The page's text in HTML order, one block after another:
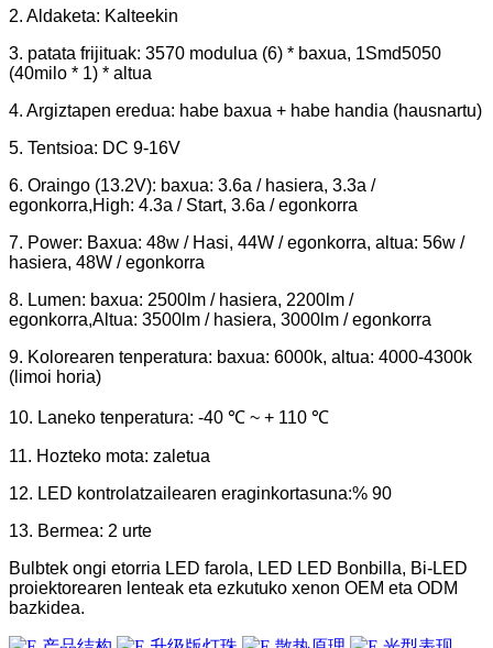
2. Aldaketa: Kalteekin
3. patata frijituak: 3570 modulua (6) * baxua, 1Smd5050
(40milo * 1) * altua
4. Argiztapen eredua: habe baxua + habe handia (hausnartu)
5. Tentsioa: DC 9-16V
6. Oraingo (13.2V): baxua: 3.6a / hasiera, 3.3a /
egonkorra,High: 4.3a / Start, 3.6a / egonkorra
7. Power: Baxua: 48w / Hasi, 44W / egonkorra, altua: 56w /
hasiera, 48W / egonkorra
8. Lumen: baxua: 2500lm / hasiera, 2200lm /
egonkorra,Altua: 3500lm / hasiera, 3000lm / egonkorra
9. Kolorearen tenperatura: baxua: 6000k, altua: 4000-4300k
(limoi horia)
10. Laneko tenperatura: -40 ℃ ~ + 110 ℃
11. Hozteko mota: zaletua
12. LED kontrolatzailearen eraginkortasuna:% 90
13. Bermea: 2 urte
Bulbtek ongi etorria LED farola, LED LED Bonbilla, Bi-LED
proiektorearen lenteak eta ezkutuko xenon OEM eta ODM
bazkidea.